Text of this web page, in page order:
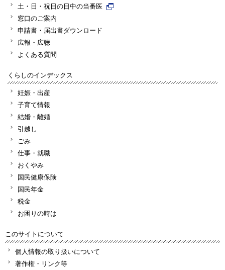
土・日・祝日の日中の当番医
窓口のご案内
申請書・届出書ダウンロード
広報・広聴
よくある質問
くらしのインデックス
妊娠・出産
子育て情報
結婚・離婚
引越し
ごみ
仕事・就職
おくやみ
国民健康保険
国民年金
税金
お困りの時は
このサイトについて
個人情報の取り扱いについて
著作権・リンク等